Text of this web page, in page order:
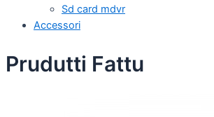
Sd card mdvr
Accessori
Prudutti Fattu